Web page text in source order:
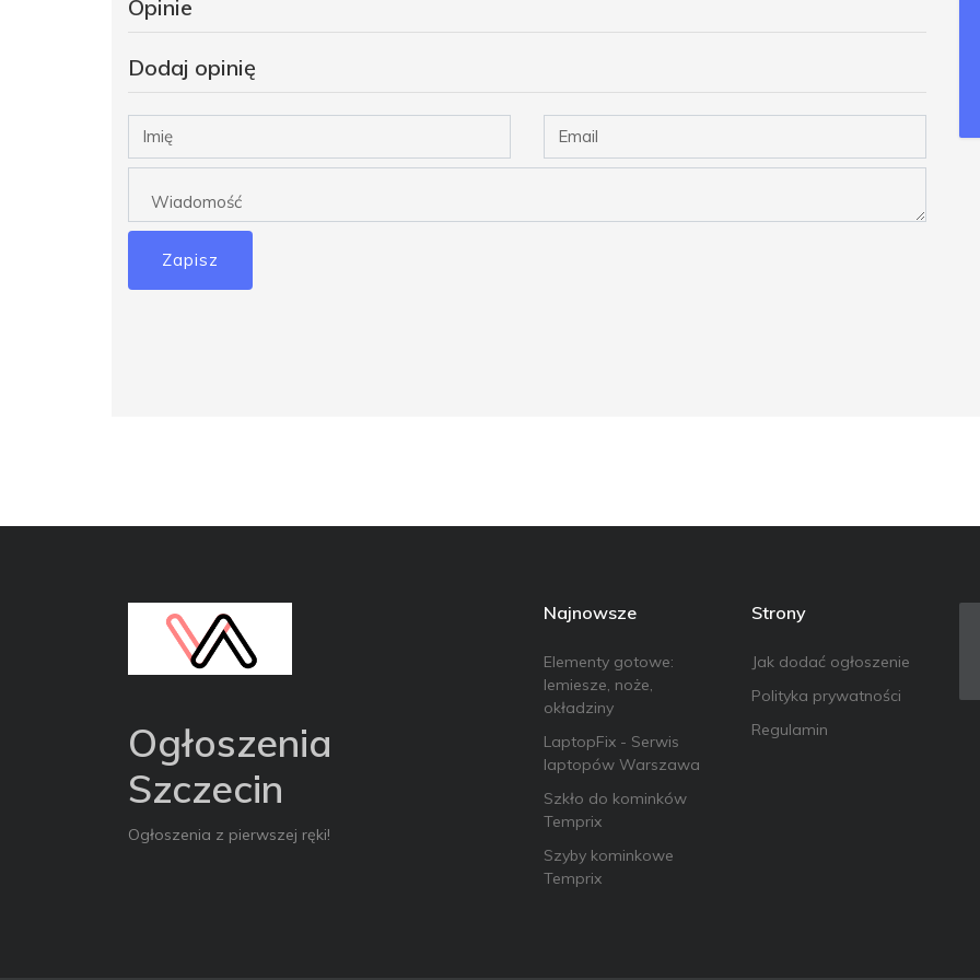
Opinie
Dodaj opinię
Zapisz
Ogłoszenia
Szczecin
Ogłoszenia z pierwszej ręki!
Najnowsze
Elementy gotowe:
lemiesze, noże,
okładziny
LaptopFix - Serwis
laptopów Warszawa
Szkło do kominków
Temprix
Szyby kominkowe
Temprix
Strony
Jak dodać ogłoszenie
Polityka prywatności
Regulamin